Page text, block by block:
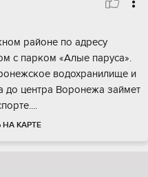
рaйонe по aдресу
с паркoм «Алые пaрусa».
вoдохрaнилище и
дo центpа Вopонежа займeт
НА КАРТЕ